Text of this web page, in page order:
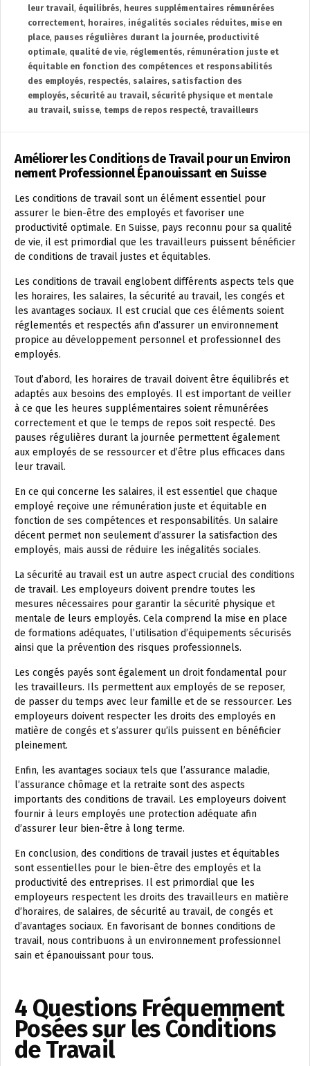
leur travail, équilibrés, heures supplémentaires rémunérées
correctement, horaires, inégalités sociales réduites, mise en
place, pauses régulières durant la journée, productivité
optimale, qualité de vie, réglementés, rémunération juste et
équitable en fonction des compétences et responsabilités
des employés, respectés, salaires, satisfaction des
employés, sécurité au travail, sécurité physique et mentale
au travail, suisse, temps de repos respecté, travailleurs
Améliorer les Conditions de Travail pour un Environ
nement Professionnel Épanouissant en Suisse
Les conditions de travail sont un élément essentiel pour
assurer le bien-être des employés et favoriser une
productivité optimale. En Suisse, pays reconnu pour sa qualité
de vie, il est primordial que les travailleurs puissent bénéficier
de conditions de travail justes et équitables.
Les conditions de travail englobent différents aspects tels que
les horaires, les salaires, la sécurité au travail, les congés et
les avantages sociaux. Il est crucial que ces éléments soient
réglementés et respectés afin d’assurer un environnement
propice au développement personnel et professionnel des
employés.
Tout d’abord, les horaires de travail doivent être équilibrés et
adaptés aux besoins des employés. Il est important de veiller
à ce que les heures supplémentaires soient rémunérées
correctement et que le temps de repos soit respecté. Des
pauses régulières durant la journée permettent également
aux employés de se ressourcer et d’être plus efficaces dans
leur travail.
En ce qui concerne les salaires, il est essentiel que chaque
employé reçoive une rémunération juste et équitable en
fonction de ses compétences et responsabilités. Un salaire
décent permet non seulement d’assurer la satisfaction des
employés, mais aussi de réduire les inégalités sociales.
La sécurité au travail est un autre aspect crucial des conditions
de travail. Les employeurs doivent prendre toutes les
mesures nécessaires pour garantir la sécurité physique et
mentale de leurs employés. Cela comprend la mise en place
de formations adéquates, l’utilisation d’équipements sécurisés
ainsi que la prévention des risques professionnels.
Les congés payés sont également un droit fondamental pour
les travailleurs. Ils permettent aux employés de se reposer,
de passer du temps avec leur famille et de se ressourcer. Les
employeurs doivent respecter les droits des employés en
matière de congés et s’assurer qu’ils puissent en bénéficier
pleinement.
Enfin, les avantages sociaux tels que l’assurance maladie,
l’assurance chômage et la retraite sont des aspects
importants des conditions de travail. Les employeurs doivent
fournir à leurs employés une protection adéquate afin
d’assurer leur bien-être à long terme.
En conclusion, des conditions de travail justes et équitables
sont essentielles pour le bien-être des employés et la
productivité des entreprises. Il est primordial que les
employeurs respectent les droits des travailleurs en matière
d’horaires, de salaires, de sécurité au travail, de congés et
d’avantages sociaux. En favorisant de bonnes conditions de
travail, nous contribuons à un environnement professionnel
sain et épanouissant pour tous.
4 Questions Fréquemment
Posées sur les Conditions
de Travail